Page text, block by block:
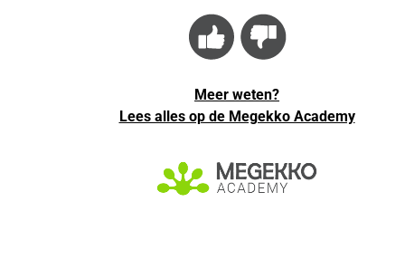
Meer weten?
Lees alles op de Megekko Academy